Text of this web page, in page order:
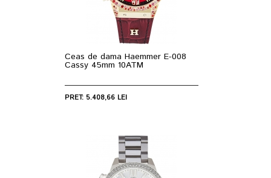
Ceas de dama Haemmer E-008
Cassy 45mm 10ATM
PRET: 5.408,66 LEI